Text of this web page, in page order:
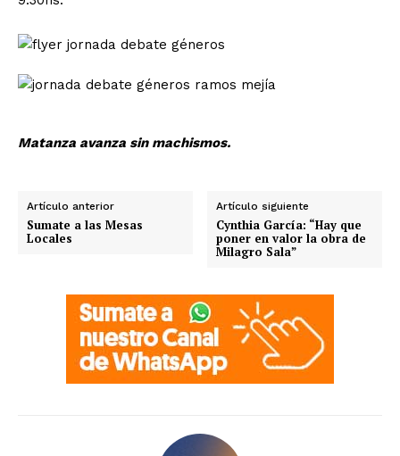
Matanza avanza sin machismos.
Artículo anterior
Sumate a las Mesas
Locales
Artículo siguiente
Cynthia García: “Hay que
poner en valor la obra de
Milagro Sala”